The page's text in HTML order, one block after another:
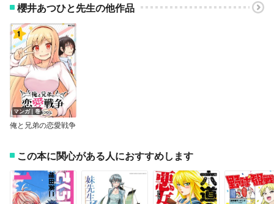
櫻井あつひと先生の他作品
マンガ｜巻
俺と兄弟の恋愛戦争
この本に関心がある人におすすめします